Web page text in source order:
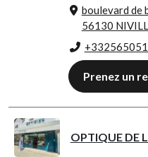
boulevard de
56130
Prenez un
OPTIQUE DE